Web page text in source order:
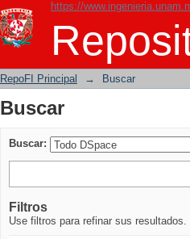
https://
Buscar
RepoFI Principal → Buscar
Buscar
Buscar:
Filtros
Use filtros para refinar sus resultados.